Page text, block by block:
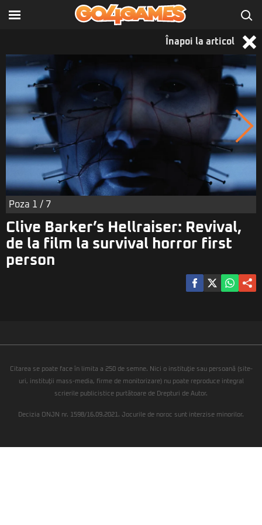
Înapoi la articol
Poza 1 / 7
Clive Barker’s Hellraiser: Revival,
de la film la survival horror first
person
Citarea se poate face în limita a 250 de semne. Nici o instituţie sau persoană (site-
uri, instituţii mass-media, firme de monitorizare) nu poate reproduce integral
scrierile publicistice purtătoare de Drepturi de Autor.
Decizia ONJN nr. 1598/16.09.2021. Jocurile de noroc sunt interzise minorilor.